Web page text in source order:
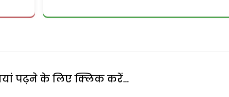
पढ़ने के लिए क्लिक करें...